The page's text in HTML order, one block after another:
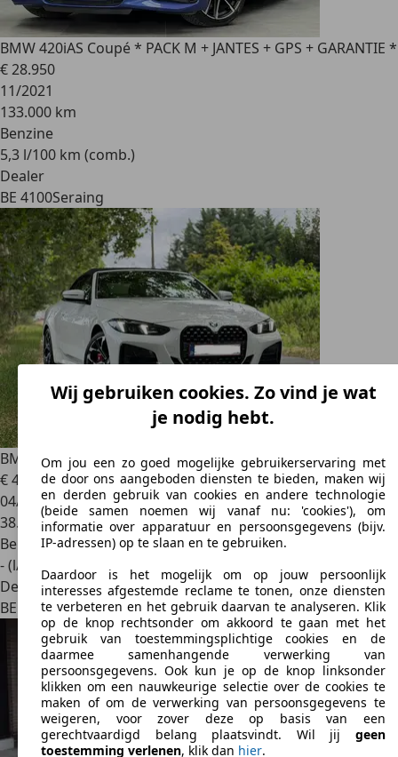
BMW 420iAS Coupé * PACK M + JANTES + GPS + GARANTIE *
€ 28.950
11/2021
133.000 km
Benzine
5,3 l/100 km (comb.)
Dealer
BE 4100Seraing
BMW 420 Cabrio 420iAS - Full options
€ 46.990
04/2025
38.000 km
Benzine
- (l/100 km)
Dealer
BE 7000 Mons
Wij gebruiken cookies. Zo vind je wat
je nodig hebt.
Om jou een zo goed mogelijke gebruikerservaring met
de door ons aangeboden diensten te bieden, maken wij
en derden gebruik van cookies en andere technologie
(beide samen noemen wij vanaf nu: 'cookies'), om
informatie over apparatuur en persoonsgegevens (bijv.
IP-adressen) op te slaan en te gebruiken.
Daardoor is het mogelijk om op jouw persoonlijk
interesses afgestemde reclame te tonen, onze diensten
te verbeteren en het gebruik daarvan te analyseren. Klik
op de knop rechtsonder om akkoord te gaan met het
gebruik van toestemmingsplichtige cookies en de
daarmee samenhangende verwerking van
persoonsgegevens. Ook kun je op de knop linksonder
klikken om een nauwkeurige selectie over de cookies te
maken of om de verwerking van persoonsgegevens te
weigeren, voor zover deze op basis van een
gerechtvaardigd belang plaatsvindt. Wil jij geen
toestemming verlenen, klik dan hier.